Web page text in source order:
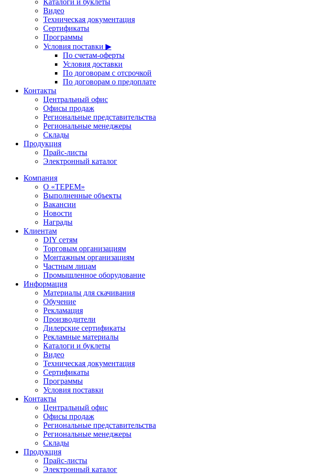
Видео
Техническая документация
Сертификаты
Программы
Условия поставки ▶
По счетам-оферты
Условия доставки
По договорам с отсрочкой
По договорам о предоплате
Контакты
Центральный офис
Офисы продаж
Региональные представительства
Региональные менеджеры
Склады
Продукция
Прайс-листы
Электронный каталог
Компания
О «ТЕРЕМ»
Выполненные объекты
Вакансии
Новости
Награды
Клиентам
DIY сетям
Торговым организациям
Монтажным организациям
Частным лицам
Промышленное оборудование
Информация
Материалы для скачивания
Обучение
Рекламация
Производители
Дилерские сертификаты
Рекламные материалы
Каталоги и буклеты
Видео
Техническая документация
Сертификаты
Программы
Условия поставки
Контакты
Центральный офис
Офисы продаж
Региональные представительства
Региональные менеджеры
Склады
Продукция
Прайс-листы
Электронный каталог